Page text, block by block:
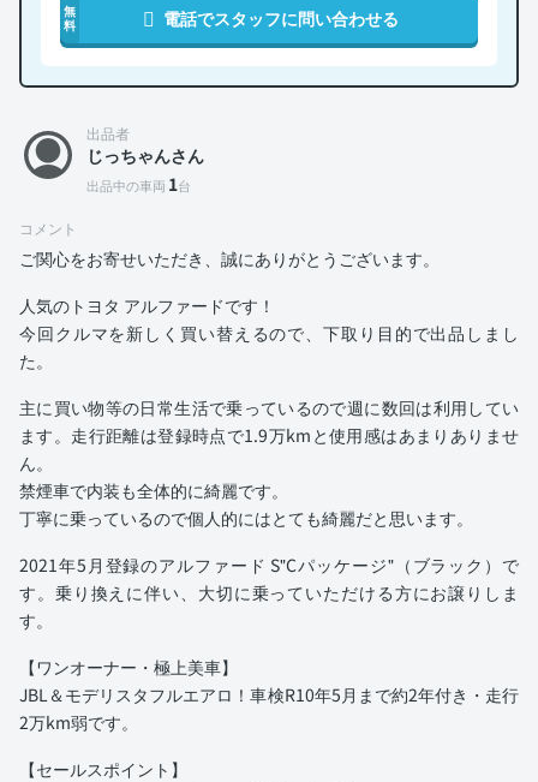
無
料
電話でスタッフに問い合わせる
出品者
じっちゃんさん
出品中の車両 1台
コメント
ご関心をお寄せいただき、誠にありがとうございます。
人気のトヨタ アルファードです！
今回クルマを新しく買い替えるので、下取り目的で出品しまし
た。
主に買い物等の日常生活で乗っているので週に数回は利用してい
ます。走行距離は登録時点で1.9万kmと使用感はあまりありませ
ん。
禁煙車で内装も全体的に綺麗です。
丁寧に乗っているので個人的にはとても綺麗だと思います。
2021年5月登録のアルファード S"Cパッケージ"（ブラック）で
す。乗り換えに伴い、大切に乗っていただける方にお譲りしま
す。
【ワンオーナー・極上美車】
JBL＆モデリスタフルエアロ！車検R10年5月まで約2年付き・走行
2万km弱です。
【セールスポイント】